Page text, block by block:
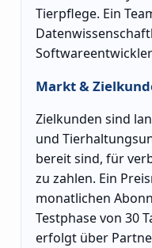
Tierpflege. Ein
Markt &
Zielkunden sind
und
bereit sind, für
zu zahlen. Ein
monatlichen
Testphase von 30
erfolgt über